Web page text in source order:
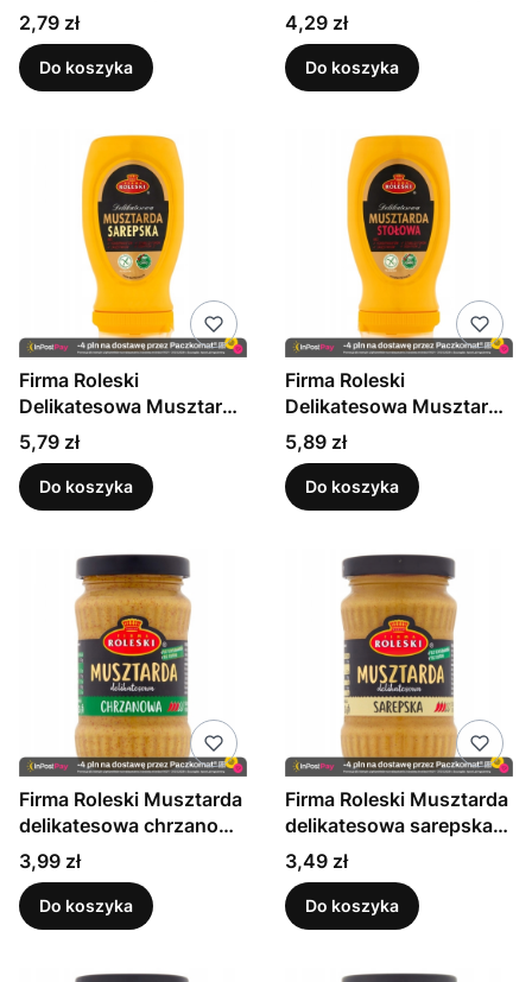
Cena
2,79 zł
Do koszyka
Cena
4,29 zł
Do koszyka
Firma Roleski
Delikatesowa Musztarda
sarepska 275g
Cena
5,79 zł
Do koszyka
Firma Roleski
Delikatesowa Musztarda
stołowa 275g
Cena
5,89 zł
Do koszyka
Firma Roleski Musztarda
delikatesowa chrzanowa
175g
Cena
3,99 zł
Do koszyka
Firma Roleski Musztarda
delikatesowa sarepska
175g
Cena
3,49 zł
Do koszyka